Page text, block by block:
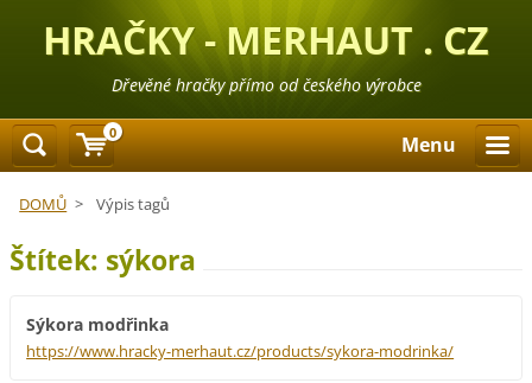
HRAČKY - MERHAUT . CZ
Dřevěné hračky přímo od českého výrobce
Menu
DOMŮ > Výpis tagů
Štítek: sýkora
Sýkora modřinka
https://www.hracky-merhaut.cz/products/sykora-modrinka/
0